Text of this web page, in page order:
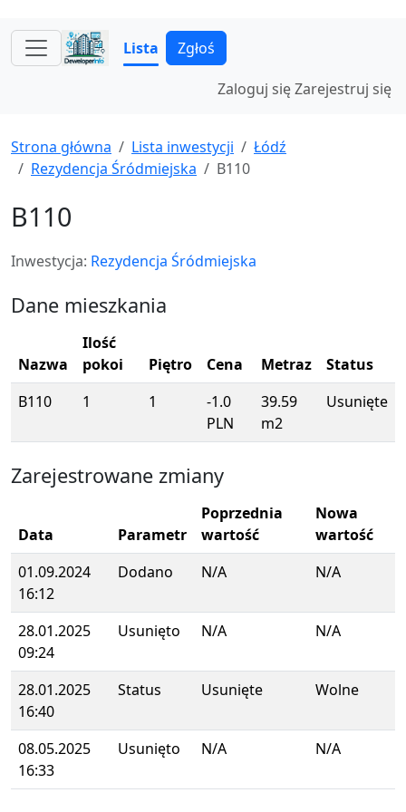
Lista Zgłoś
Zaloguj sięZarejestruj się
Strona główna Lista inwestycji
Łódź
Rezydencja Śródmiejska
B110
B110
Inwestycja: Rezydencja Śródmiejska
Dane mieszkania
Nazwa
Ilość
pokoi
Piętro Cena Metraz
Status
B110
1 1
-1.0
PLN
39.59
m2
Usunięte
Zarejestrowane zmiany
Data Parametr
Poprzednia
wartość
Nowa
wartość
01.09.2024
16:12
Dodano N/A N/A
28.01.2025
09:24
Usunięto N/A N/A
28.01.2025
16:40
Status Usunięte Wolne
08.05.2025
16:33
Usunięto N/A N/A